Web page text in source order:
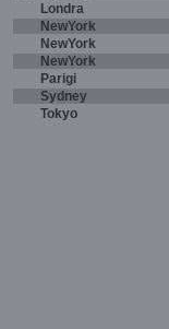
Londra
NewYork
NewYork
NewYork
Parigi
Sydney
Tokyo